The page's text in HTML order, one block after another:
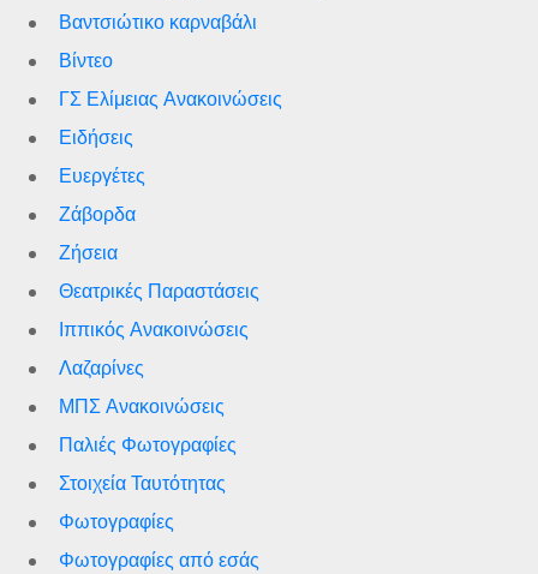
Βαντσιώτικο καρναβάλι
Βίντεο
ΓΣ Ελίμειας Ανακοινώσεις
Ειδήσεις
Ευεργέτες
Ζάβορδα
Ζήσεια
Θεατρικές Παραστάσεις
Ιππικός Ανακοινώσεις
Λαζαρίνες
ΜΠΣ Ανακοινώσεις
Παλιές Φωτογραφίες
Στοιχεία Ταυτότητας
Φωτογραφίες
Φωτογραφίες από εσάς